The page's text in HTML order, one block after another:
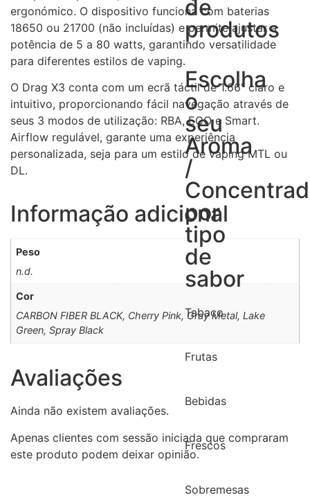
de
produtos
Escolha
o
seu
Aroma
/
por
tipo
de
sabor
Tabaco
Frutas
Bebidas
Frescos
Sobremesas
ergonómico. O dispositivo funciona com baterias
18650 ou 21700 (não incluídas) e permite ajustar a
potência de 5 a 80 watts, garantindo versatilidade
para diferentes estilos de vaping.
O Drag X3 conta com um ecrã táctil de 1.66″ claro e
intuitivo, proporcionando fácil navegação através de
seus 3 modos de utilização: RBA, ECO e Smart.
Airflow regulável, garante uma experiência
personalizada, seja para um estilo de vaping MTL ou
DL.
Informação adicional
Peso
n.d.
Cor
CARBON FIBER BLACK, Cherry Pink, Gray Metal, Lake
Green, Spray Black
Avaliações
Ainda não existem avaliações.
Apenas clientes com sessão iniciada que compraram
este produto podem deixar opinião.